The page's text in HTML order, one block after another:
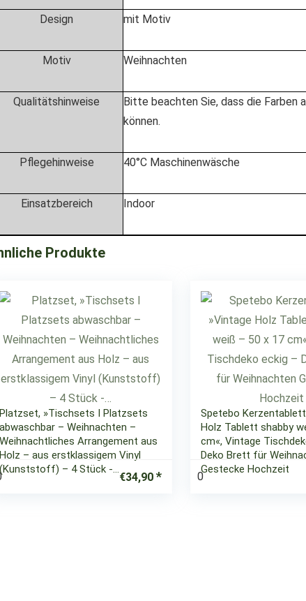
Design mit Motiv
Motiv Weihnachten
Qualitätshinweise
Bitte beachten Sie, dass die Farben
können.
Pflegehinweise 40°C Maschinenwäsche
Einsatzbereich Indoor
Produkte
Platzset, »Tischsets I Platzsets
abwaschbar – Weihnachten –
Weihnachtliches Arrangement aus
Holz – aus erstklassigem Vinyl
(Kunststoff) – 4 Stück -…
€34,90
Spetebo
Holz Tablett shabby
cm«, Vintage
Deko Brett für
Gestecke Hochzeit
0